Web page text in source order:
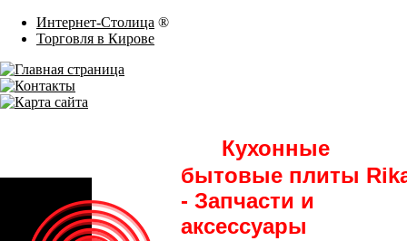
Интернет-Столица ®
Торговля в Кирове
Кухонные
бытовые плиты
- Запчасти и
аксессуары